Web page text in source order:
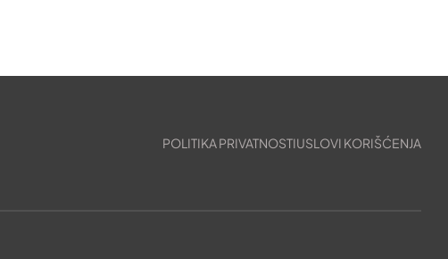
POLITIKA PRIVATNOSTIUSLOVI KORIŠĆENJA